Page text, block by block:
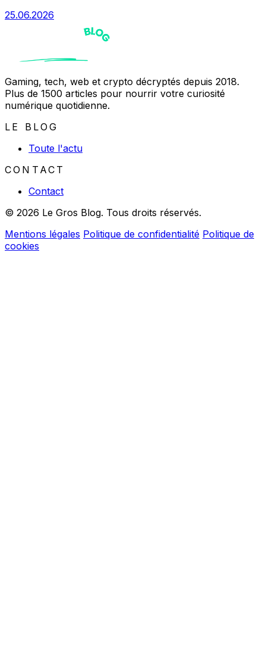
25.06.2026
Gaming, tech, web et crypto décryptés depuis 2018.
Plus de 1500 articles pour nourrir votre curiosité
numérique quotidienne.
LE BLOG
Toute l'actu
CONTACT
Contact
© 2026 Le Gros Blog. Tous droits réservés.
Mentions légales Politique de confidentialité Politique de
cookies